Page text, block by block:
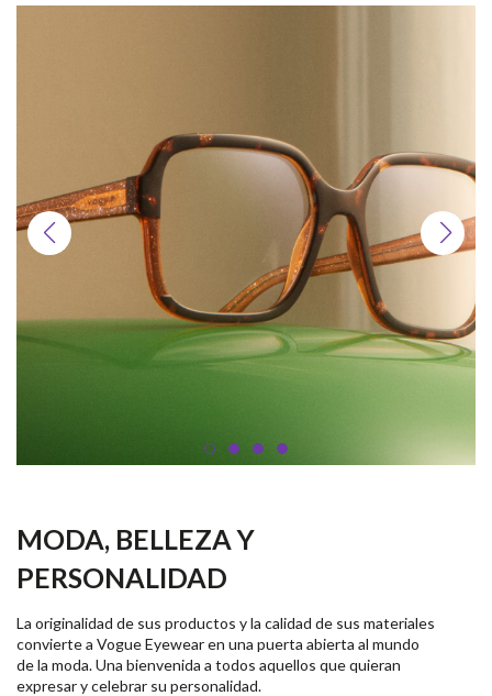
MODA, BELLEZA Y
PERSONALIDAD
La originalidad de sus productos y la calidad de sus materiales
convierte a Vogue Eyewear en una puerta abierta al mundo
de la moda. Una bienvenida a todos aquellos que quieran
expresar y celebrar su personalidad.